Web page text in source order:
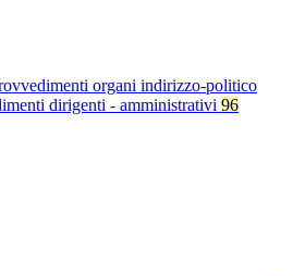
organi indirizzo-politico
dirigenti - amministrativi 96